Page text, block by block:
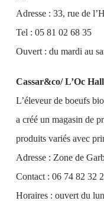
Adresse : 33, rue de
Tel : 05 81 02 68 35
Ouvert : du mardi au
Cassar&co/ L’Oc
L’éleveur de boeufs
a créé un magasin de
produits variés avec
Adresse : Zone de
Contact : 06 74 82 32
Horaires : ouvert du